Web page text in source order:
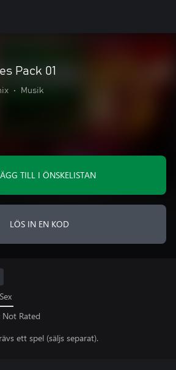
Pack 01
• Musik
TILL I ÖNSKELISTAN
LÖS IN EN KOD
Rated
ett spel (säljs separat).